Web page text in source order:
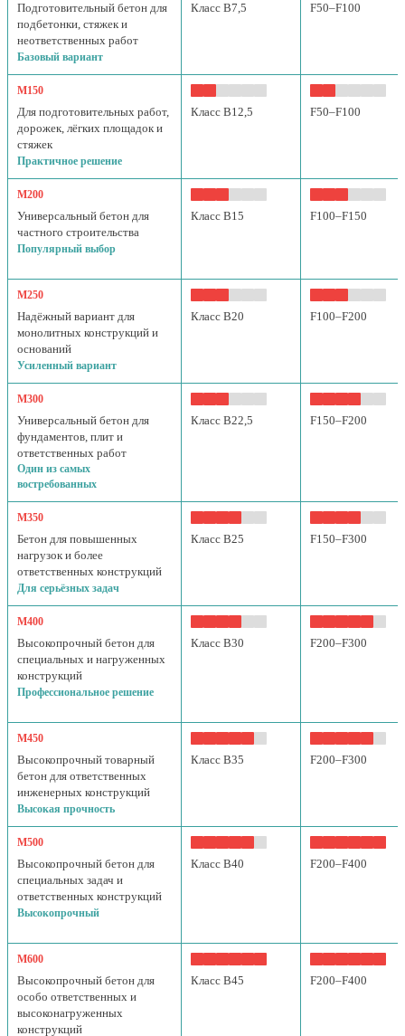
Подготовительный бетон для
подбетонки, стяжек и
неответственных работ
Базовый вариант
Класс B7,5 F50–F100
М150
Для подготовительных работ,
дорожек, лёгких площадок и
стяжек
Практичное решение
Класс B12,5 F50–F100
М200
Универсальный бетон для
частного строительства
Популярный выбор
Класс B15 F100–F150
М250
Надёжный вариант для
монолитных конструкций и
оснований
Усиленный вариант
Класс B20 F100–F200
М300
Универсальный бетон для
фундаментов, плит и
ответственных работ
Один из самых
востребованных
Класс B22,5 F150–F200
М350
Бетон для повышенных
нагрузок и более
ответственных конструкций
Для серьёзных задач
Класс B25 F150–F300
М400
Высокопрочный бетон для
специальных и нагруженных
конструкций
Профессиональное решение
Класс B30 F200–F300
М450
Высокопрочный товарный
бетон для ответственных
инженерных конструкций
Высокая прочность
Класс B35 F200–F300
М500
Высокопрочный бетон для
специальных задач и
ответственных конструкций
Высокопрочный
Класс B40 F200–F400
М600
Высокопрочный бетон для
особо ответственных и
высоконагруженных
конструкций
Класс B45 F200–F400